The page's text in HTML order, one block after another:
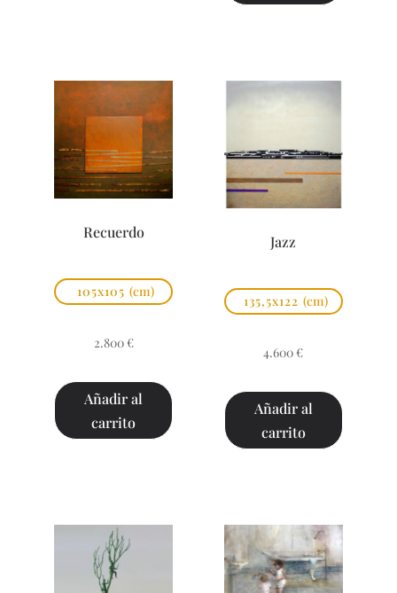
Recuerdo
105x105 (cm)
2.800 €
Añadir al
carrito
Jazz
135,5x122 (cm)
4.600 €
Añadir al
carrito